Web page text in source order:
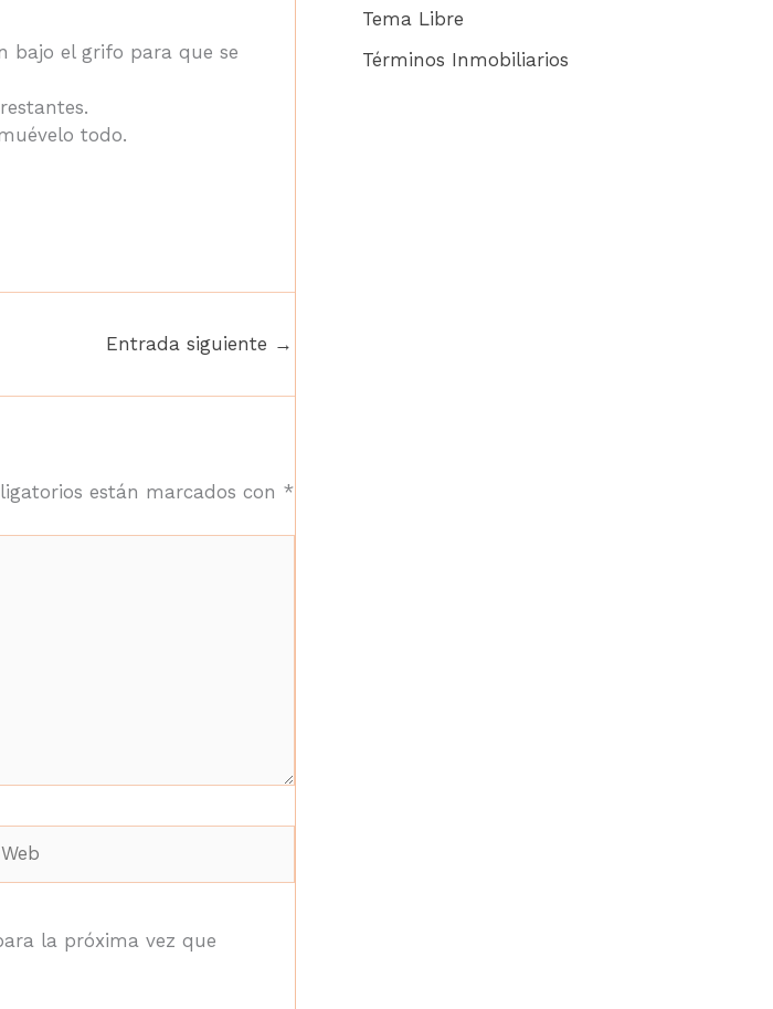
bajo el grifo para que se
todo.
Entrada siguiente →
están marcados con *
la próxima vez que
Tema Libre
Términos Inmobiliarios